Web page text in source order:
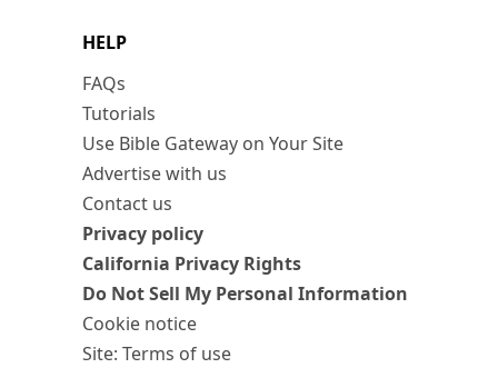
HELP
FAQs
Tutorials
Use Bible Gateway on Your Site
Advertise with us
Contact us
Privacy policy
California Privacy Rights
Do Not Sell My Personal Information
Cookie notice
Site: Terms of use